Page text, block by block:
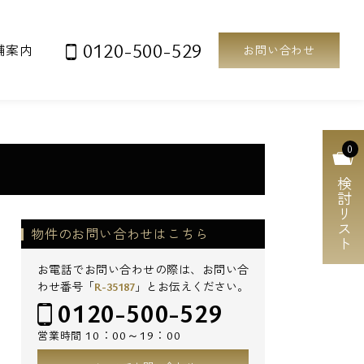
案内 0120-500-529 お問い合わせ
0
検討リスト
物件のお問い合わせはこちら
お電話でお問い合わせの際は、お問い合
わせ番号「R-35187 」とお伝えください。
0120-500-529
営業時間 10：00～19：00